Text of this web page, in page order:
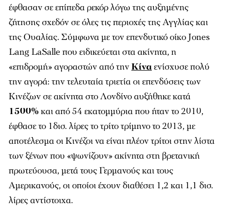
έφθασαν σε επίπεδα ρεκόρ λόγω της αυξημένης
ζήτησης σχεδόν σε όλες τις περιοχές της Αγγλίας και
της Ουαλίας. Σύμφωνα με τον επενδυτικό οίκο Jones
Lang LaSalle που ειδικεύεται στα ακίνητα, η
«επιδρομή» αγοραστών από τηνΚίναενίσχυσε πολύ
την αγορά: την τελευταία τριετία οι επενδύσεις των
Κινέζων σε ακίνητα στο Λονδίνο αυξήθηκε κατά
1500% και από 54 εκατομμύρια που ήταν το 2010,
έφθασε το 1δισ. λίρες το τρίτο τρίμηνο το 2013, με
αποτέλεσμα οι Κινέζοι να είναι πλέον τρίτοι στην λίστα
των ξένων που «ψωνίζουν» ακίνητα στη βρετανική
πρωτεύουσα, μετά τους Γερμανούς και τους
Αμερικανούς, οι οποίοι έχουν διαθέσει 1,2 και 1,1 δισ.
λίρες αντίστοιχα.